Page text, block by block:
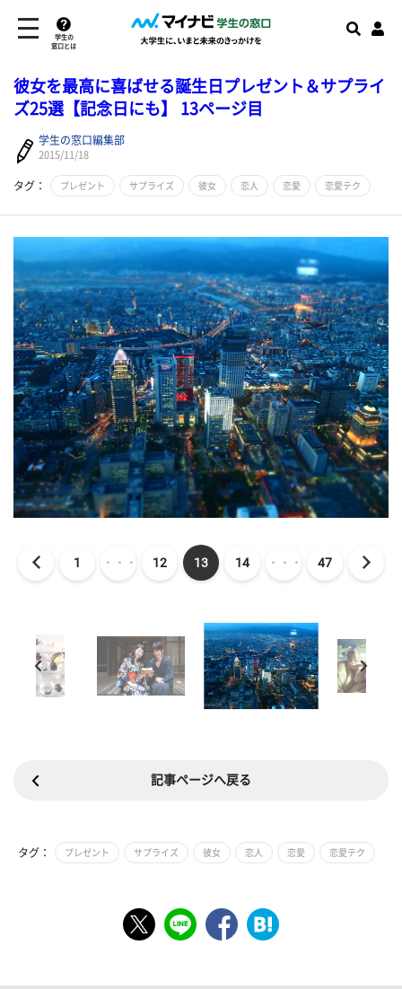
学生の
窓口とは
彼女を最高に喜ばせる誕生日プレゼント＆サプライ
ズ25選【記念日にも】 13ページ目
学生の窓口編集部
2015/11/18
タグ： プレゼント サプライズ 彼女 恋人 恋愛 恋愛テク
1 ・・・ 12 13 14 ・・・ 47
記事ページへ戻る
タグ： プレゼント サプライズ 彼女 恋人 恋愛 恋愛テク